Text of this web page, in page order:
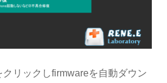
リックしfirmwareを自動ダウン